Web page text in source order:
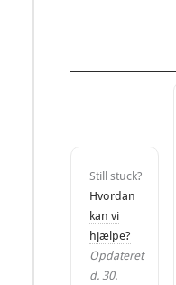
Still stuck?
Hvordan
kan vi
hjælpe?
Opdateret
d. 30.